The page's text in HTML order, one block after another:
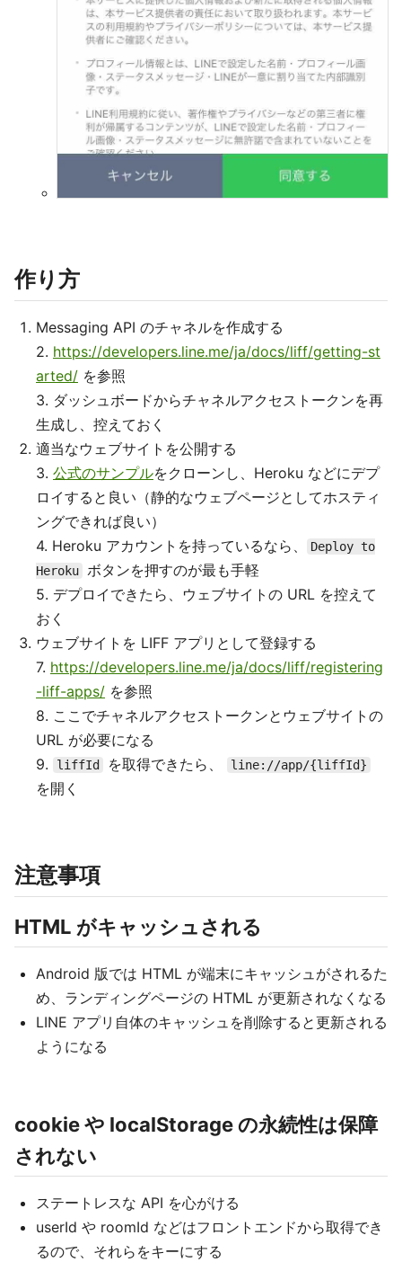
作り方
Messaging API のチャネルを作成する
2. https://developers.line.me/ja/docs/liff/getting-st
arted/ を参照
3. ダッシュボードからチャネルアクセストークンを再
生成し、控えておく
適当なウェブサイトを公開する
3. 公式のサンプルをクローンし、Heroku などにデプ
ロイすると良い（静的なウェブページとしてホスティ
ングできれば良い）
4. Heroku アカウントを持っているなら、
Deploy to
Heroku ボタンを押すのが最も手軽
5. デプロイできたら、ウェブサイトの URL を控えて
おく
ウェブサイトを LIFF アプリとして登録する
7. https://developers.line.me/ja/docs/liff/registering
-liff-apps/ を参照
8. ここでチャネルアクセストークンとウェブサイトの
URL が必要になる
9.
liffId を取得できたら、 line://app/{liffId}
を開く
注意事項
HTML がキャッシュされる
Android 版では HTML が端末にキャッシュがされるた
め、ランディングページの HTML が更新されなくなる
LINE アプリ自体のキャッシュを削除すると更新される
ようになる
cookie や localStorage の永続性は保障
されない
ステートレスな API を心がける
userId や roomId などはフロントエンドから取得でき
るので、それらをキーにする